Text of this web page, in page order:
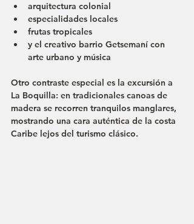
arquitectura colonial
especialidades locales
frutas tropicales
y el creativo barrio Getsemaní con
arte urbano y música
Otro contraste especial es la excursión a
La Boquilla: en tradicionales canoas de
madera se recorren tranquilos manglares,
mostrando una cara auténtica de la costa
Caribe lejos del turismo clásico.